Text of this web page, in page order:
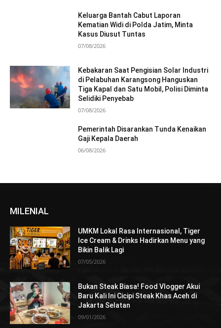
Keluarga Bantah Cabut Laporan
Kematian Widi di Polda Jatim, Minta
Kasus Diusut Tuntas
07/08/2026
Kebakaran Saat Pengisian Solar Industri
di Pelabuhan Karangsong Hanguskan
Tiga Kapal dan Satu Mobil, Polisi Diminta
Selidiki Penyebab
07/08/2026
Pemerintah Disarankan Tunda Kenaikan
Gaji Kepala Daerah
06/08/2026
MILENIAL
UMKM Lokal Rasa Internasional, Tiger
Ice Cream & Drinks Hadirkan Menu yang
Bikin Balik Lagi
07/05/2026
Bukan Steak Biasa! Food Vlogger Akui
Baru Kali Ini Cicipi Steak Khas Aceh di
Jakarta Selatan
09/01/2026